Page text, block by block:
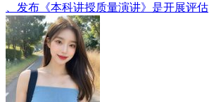
、发布《本科讲授质量演讲》是开展评估